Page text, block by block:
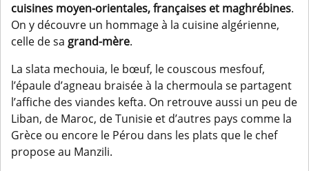
cuisines moyen-orientales, françaises et maghrébines.
On y découvre un hommage à la cuisine algérienne,
celle de sa grand-mère.
La slata mechouia, le bœuf, le couscous mesfouf,
l’épaule d’agneau braisée à la chermoula se partagent
l’affiche des viandes kefta. On retrouve aussi un peu de
Liban, de Maroc, de Tunisie et d’autres pays comme la
Grèce ou encore le Pérou dans les plats que le chef
propose au Manzili.